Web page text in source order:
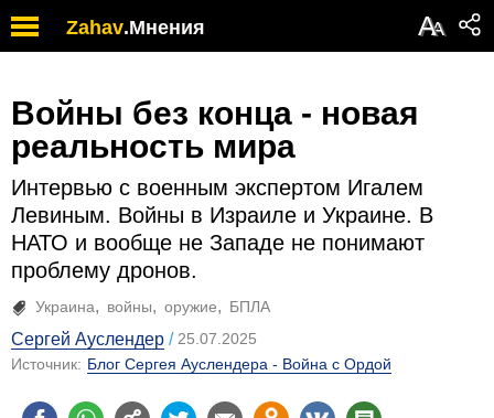
Zahav.Мнения АА
Войны без конца - новая
реальность мира
Интервью с военным экспертом Игалем
Левиным. Войны в Израиле и Украине. В
НАТО и вообще не Западе не понимают
проблему дронов.
Украина войны оружие БПЛА
Сергей Ауслендер
25.07.2025
Источник: Блог Сергея Ауслендера - Война с Ордой